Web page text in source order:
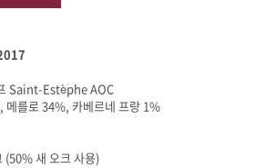
Saint-Estèphe AOC
메를로 34%, 카베르네 프랑 1%
(50% 새 오크 사용)